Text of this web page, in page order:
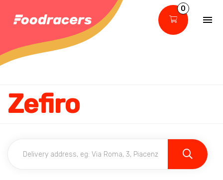
0
Zefiro